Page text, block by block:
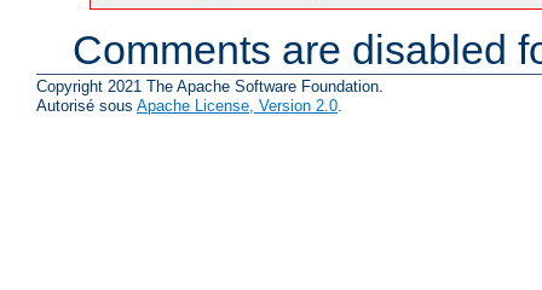
Comments are disabled
Copyright 2021 The Apache Software Foundation.
Autorisé sous Apache License, Version 2.0.